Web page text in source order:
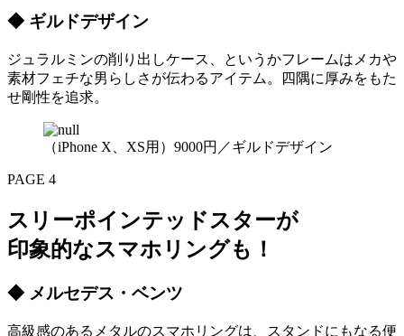
◆ ギルドデザイン
ジュラルミンの削り出しケース、というかフレームはメカや
素材フェチな男らしさが伝わるアイテム。四隅に厚みをもた
せ剛性を追求。
（iPhone X、XS用）9000円／ギルドデザイン
PAGE 4
スリーポインテッドスターが
印象的なスマホリングも！
◆ メルセデス・ベンツ
高級感のあるメタルのスマホリングは、スタンドにもなる便